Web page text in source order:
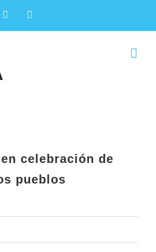
Facebook
celebración de
pueblos